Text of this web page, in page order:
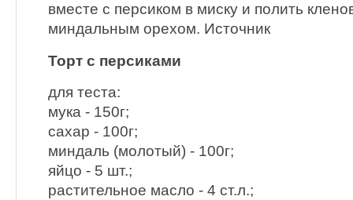
вместе с персиком в миску и полить
миндальным орехом. Источник
Торт с персиками
для теста:
мука - 150г;
сахар - 100г;
миндаль (молотый) - 100г;
яйцо - 5 шт.;
растительное масло - 4 ст.л.;